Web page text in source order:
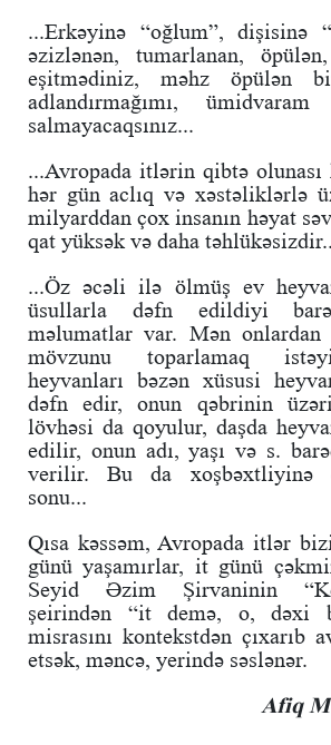
...Erkəyinə “oğlum”, dişisinə
əzizlənən, tumarlanan,
eşitmədiniz, məhz öpülən
adlandırmağımı,
salmayacaqsınız...
...Avropada itlərin qibtə olunası
hər gün aclıq və xəstəliklərlə
milyarddan çox insanın həyat
qat yüksək və daha
...Öz əcəli ilə ölmüş ev
üsullarla dəfn edildiyi
məlumatlar var. Mən
mövzunu toparlamaq
heyvanları bəzən xüsusi
dəfn edir, onun qəbrinin
lövhəsi da qoyulur, daşda
edilir, onun adı, yaşı və s.
verilir. Bu da xoşbəxtliyinə
sonu...
Qısa kəssəm, Avropada itlər
günü yaşamırlar, it günü
Seyid Əzim Şirvaninin
şeirindən “it demə, o, dəxi
misrasını kontekstdən çıxarıb
etsək, məncə, yerində səslənər.
Afiq